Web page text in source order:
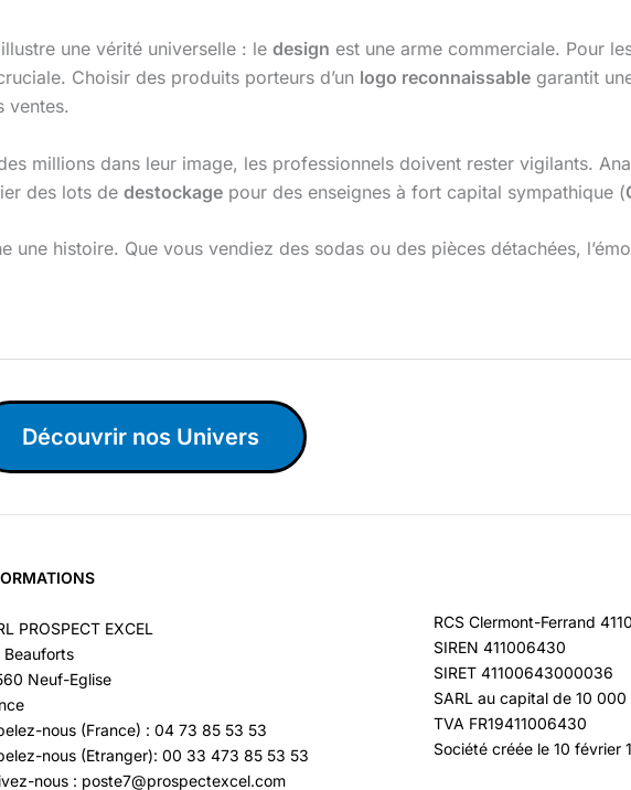
une vérité universelle : le design est une arme commerciale. Pour
Choisir des produits porteurs d’un logo reconnaissable garantit
ventes.
millions dans leur image, les professionnels doivent rester vigilants.
des lots de destockage pour des enseignes à fort capital sympathique (
une histoire. Que vous vendiez des sodas ou des pièces détachées,
Découvrir nos Univers
PROSPECT EXCEL
Beauforts
Neuf-Eglise
nous (France) : 04 73 85 53 53
nous (Etranger): 00 33 473 85 53 53
nous : poste7@prospectexcel.com
RCS Clermont-Ferrand
SIREN 411006430
SIRET 41100643000036
SARL au capital de 10 000
TVA FR19411006430
Société créée le 10 février